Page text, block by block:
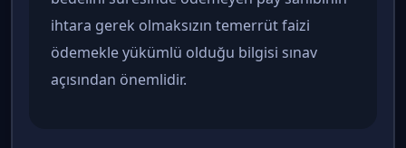
ihtara gerek olmaksızın temerrüt faizi
ödemekle yükümlü olduğu bilgisi sınav
açısından önemlidir.